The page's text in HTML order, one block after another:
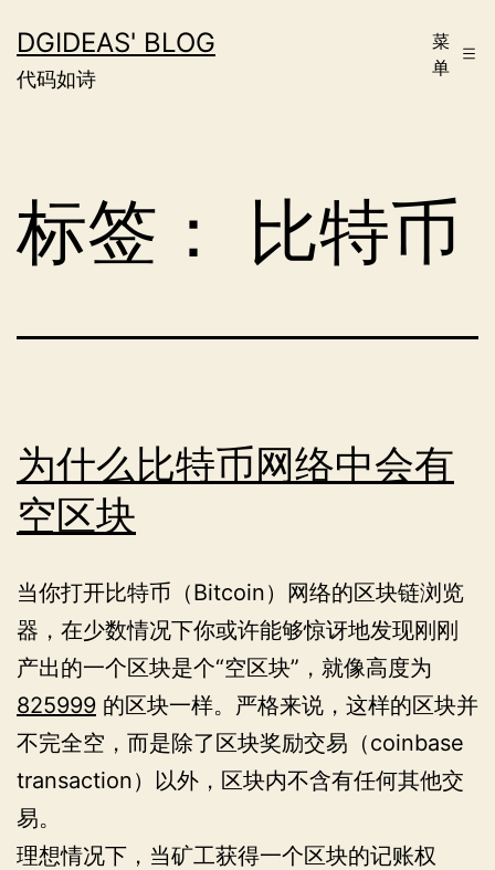
至
内
DGIDEAS' BLOG
代码如诗
菜
单
标签： 比特币
为什么比特币网络中会有
空区块
当你打开比特币（Bitcoin）网络的区块链浏览
器，在少数情况下你或许能够惊讶地发现刚刚
产出的一个区块是个“空区块”，就像高度为
825999 的区块一样。严格来说，这样的区块并
不完全空，而是除了区块奖励交易（coinbase
transaction）以外，区块内不含有任何其他交
易。
理想情况下，当矿工获得一个区块的记账权